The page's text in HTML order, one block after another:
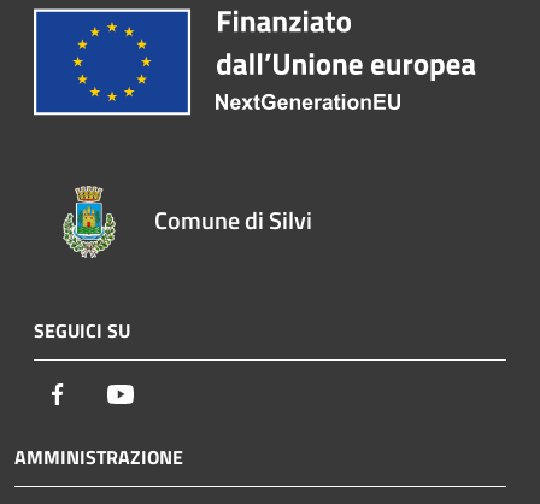
Comune di Silvi
SEGUICI SU
Facebook
AMMINISTRAZIONE